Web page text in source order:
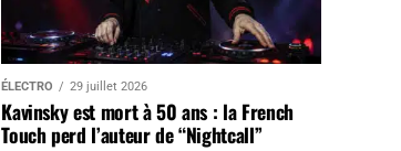
ÉLECTRO 29 juillet 2026
Kavinsky est mort à 50 ans : la French
Touch perd l’auteur de “Nightcall”